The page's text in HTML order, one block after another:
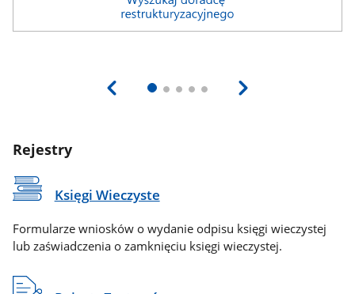
Rejestry
Księgi Wieczyste
Formularze wniosków o wydanie odpisu księgi wieczystej
lub zaświadczenia o zamknięciu księgi wieczystej.